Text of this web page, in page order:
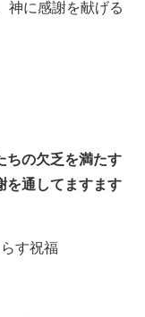
に感謝を献げる
ちの欠乏を満たす
を通してますます
す祝福